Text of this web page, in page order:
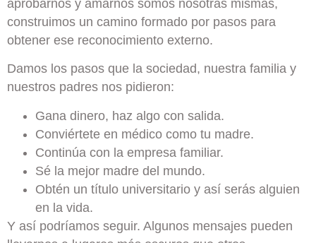
aprobarnos y amarnos somos nosotras mismas,
construimos un camino formado por pasos para
obtener ese reconocimiento externo.
Damos los pasos que la sociedad, nuestra familia y
nuestros padres nos pidieron:
Gana dinero, haz algo con salida.
Conviértete en médico como tu madre.
Continúa con la empresa familiar.
Sé la mejor madre del mundo.
Obtén un título universitario y así serás alguien
en la vida.
Y así podríamos seguir. Algunos mensajes pueden